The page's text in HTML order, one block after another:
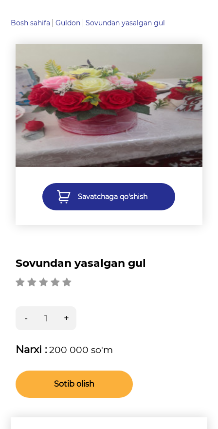
Bosh sahifa Guldon Sovundan yasalgan gul
Savatchaga qo'shish
Sovundan yasalgan gul
Narxi :200 000 so'm
Sotib olish